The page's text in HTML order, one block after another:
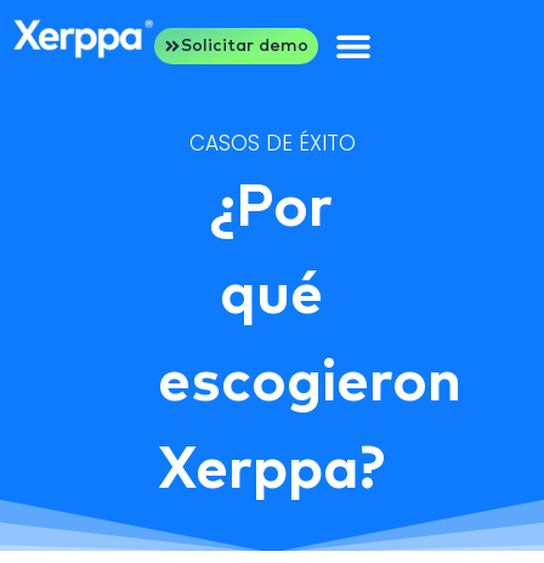
Solicitar demo
CASOS DE ÉXITO
¿Por
qué
escogieron
Xerppa?